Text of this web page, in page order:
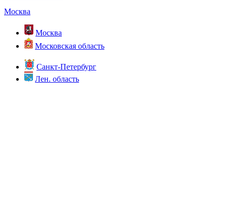
Москва
Москва
Московская область
Санкт-Петербург
Лен. область